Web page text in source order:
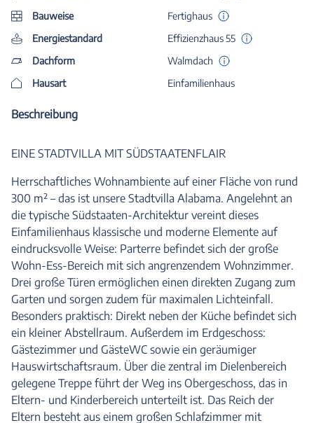
Bauweise
Fertighaus
Energiestandard
Effizienzhaus 55
Dachform
Walmdach
Hausart
Einfamilienhaus
Beschreibung
EINE STADTVILLA MIT SÜDSTAATENFLAIR
Herrschaftliches Wohnambiente auf einer Fläche von rund
300 m² – das ist unsere Stadtvilla Alabama. Angelehnt an
die typische Südstaaten-Architektur vereint dieses
Einfamilienhaus klassische und moderne Elemente auf
eindrucksvolle Weise: Parterre befindet sich der große
Wohn-Ess-Bereich mit sich angrenzendem Wohnzimmer.
Drei große Türen ermöglichen einen direkten Zugang zum
Garten und sorgen zudem für maximalen Lichteinfall.
Besonders praktisch: Direkt neben der Küche befindet sich
ein kleiner Abstellraum. Außerdem im Erdgeschoss:
Gästezimmer und GästeWC sowie ein geräumiger
Hauswirtschaftsraum. Über die zentral im Dielenbereich
gelegene Treppe führt der Weg ins Obergeschoss, das in
Eltern- und Kinderbereich unterteilt ist. Das Reich der
Eltern besteht aus einem großen Schlafzimmer mit